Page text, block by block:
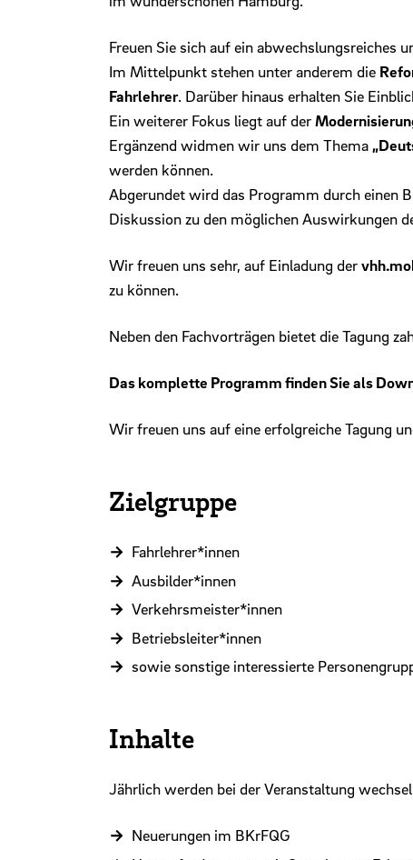
Freuen Sie sich auf ein abwechslungsreiches
Im Mittelpunkt stehen unter anderem die
Fahrlehrer. Darüber hinaus erhalten Sie
Ein weiterer Fokus liegt auf der
Ergänzend widmen wir uns dem Thema
werden können.
Abgerundet wird das Programm durch einen
Diskussion zu den möglichen Auswirkungen
Wir freuen uns sehr, auf Einladung der
zu können.
Neben den Fachvorträgen bietet die Tagung
Das komplette Programm finden Sie als
Wir freuen uns auf eine erfolgreiche Tagung
Zielgruppe
Fahrlehrer*innen
Ausbilder*innen
Verkehrsmeister*innen
Betriebsleiter*innen
sowie sonstige interessierte
Inhalte
Jährlich werden bei der Veranstaltung
Neuerungen im BKrFQG